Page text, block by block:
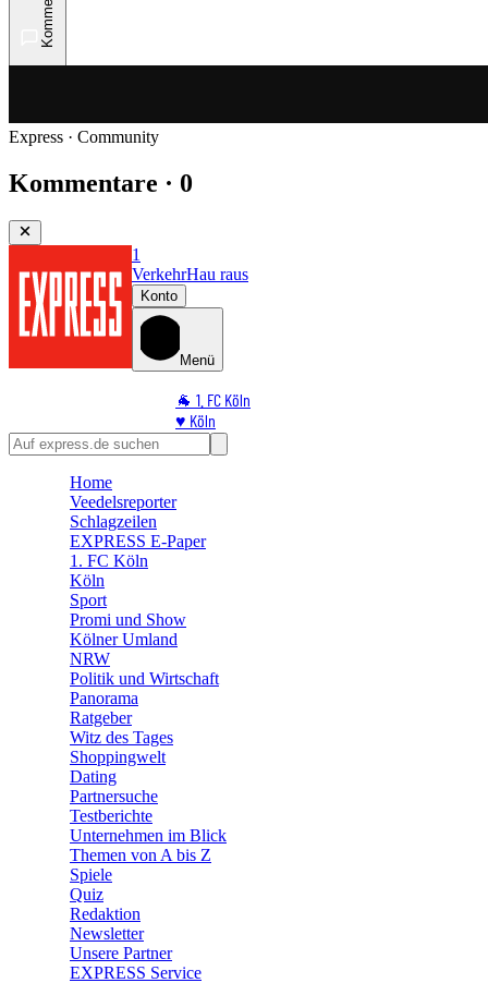
Express · Community
Kommentare · 0
1
VerkehrHau raus
Konto
Menü
🐐 1. FC Köln
♥️ Köln
⭐ Promi
🛒 Shoppingwelt
Home
Veedelsreporter
Schlagzeilen
EXPRESS E-Paper
1. FC Köln
Köln
Sport
Promi und Show
Kölner Umland
NRW
Politik und Wirtschaft
Panorama
Ratgeber
Witz des Tages
Shoppingwelt
Dating
Partnersuche
Testberichte
Unternehmen im Blick
Themen von A bis Z
Spiele
Quiz
Redaktion
Newsletter
Unsere Partner
EXPRESS Service